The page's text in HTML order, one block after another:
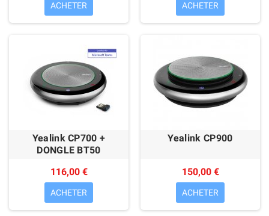
ACHETER ACHETER
Yealink CP700 +
DONGLE BT50
116,00 €
ACHETER
Yealink CP900
150,00 €
ACHETER